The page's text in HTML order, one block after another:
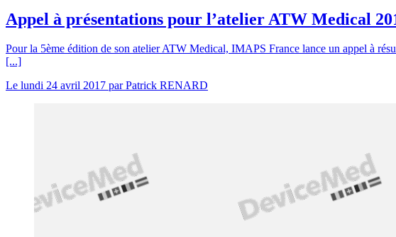
Appel à présentations pour l’atelier ATW Medical
Pour la 5ème édition de son atelier ATW Medical, IMAPS France lance un appel à
[...]
Le lundi 24 avril 2017 parPatrick RENARD